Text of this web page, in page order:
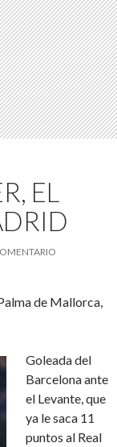
EL
de Mallorca,
Goleada del
Barcelona ante
el Levante, que
ya le saca 11
puntos al Real